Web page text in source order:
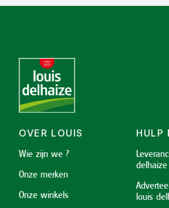
OVER LOUIS
Wie zijn we ?
Onze merken
Onze winkels
HULP
delhaize
louis